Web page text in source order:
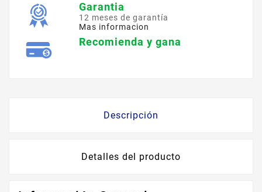
Garantia
12 meses de garantía
Mas informacion
Recomienda y gana
Descripción
Detalles del producto